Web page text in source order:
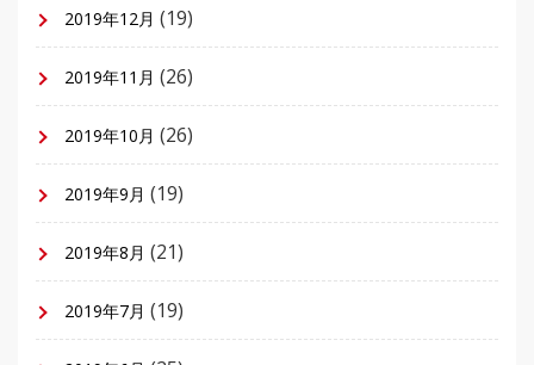
2019年12月 (19)
2019年11月 (26)
2019年10月 (26)
2019年9月 (19)
2019年8月 (21)
2019年7月 (19)